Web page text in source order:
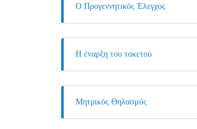
Ο Προγεννητικός Έλεγχος
Η έvαρξη του τοκετού
Μητρικός Θηλασμός